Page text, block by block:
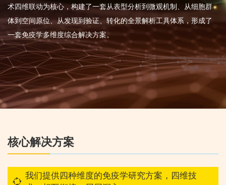
术四维联动为核心，构建了一套从表型分析到微观机制、从细胞群
体到空间原位、从发现到验证、转化的全景解析工具体系，形成了
一套免疫学多维度综合解决方案。
核心解决方案
我们提供四种维度的免疫学研究方案，四维技